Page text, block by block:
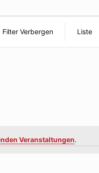
Veranstaltungen.
Filter Verbergen Liste